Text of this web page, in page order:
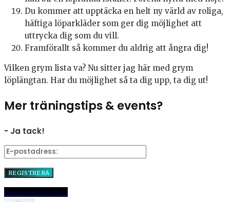
Du kommer att upptäcka en helt ny värld av roliga,
häftiga löparkläder som ger dig möjlighet att
uttrycka dig som du vill.
Framförallt så kommer du aldrig att ångra dig!
Vilken grym lista va? Nu sitter jag här med grym
löplängtan. Har du möjlighet så ta dig upp, ta dig ut!
Mer träningstips & events?
- Ja tack!
DelaPinnaE-post